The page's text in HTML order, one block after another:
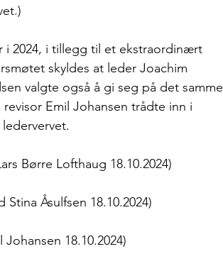
i 2024, i tillegg til et ekstraordinært
skyldes at leder Joachim
valgte også å gi seg på det samme
Emil Johansen trådte inn i
Børre Lofthaug 18.10.2024)
Åsulfsen 18.10.2024)
Johansen 18.10.2024)